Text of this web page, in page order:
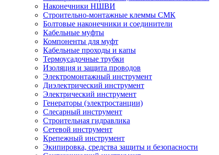
Наконечники НШВИ
Строительно-монтажные клеммы СМК
Болтовые наконечники и соединители
Кабельные муфты
Компоненты для муфт
Кабельные проходы и капы
Термоусадочные трубки
Изоляция и защита проводов
Электромонтажный инструмент
Диэлектрический инструмент
Электрический инструмент
Генераторы (электростанции)
Слесарный инструмент
Строительная гидравлика
Сетевой инструмент
Крепежный инструмент
Экипировка, средства защиты и безопасности